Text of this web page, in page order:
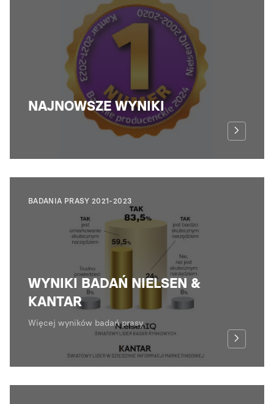
NAJNOWSZE WYNIKI
BADANIA PRASY 2021-2023
WYNIKI BADAŃ NIELSEN &
KANTAR
Więcej wyników badań prasy